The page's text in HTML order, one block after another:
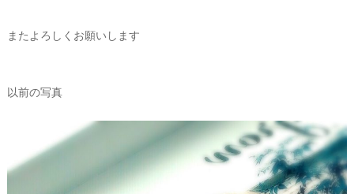
またよろしくお願いします
以前の写真